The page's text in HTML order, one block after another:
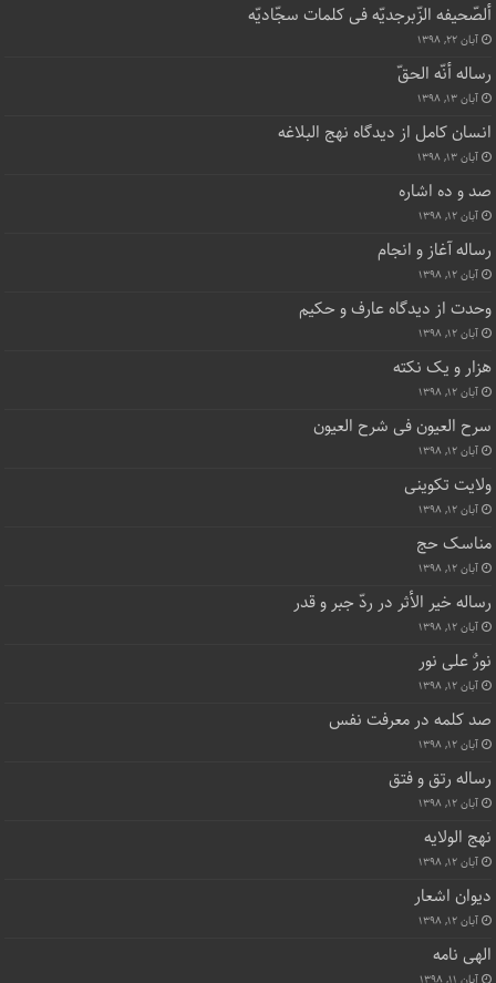
ألصّحیفه الزّبرجدیّه فی کلمات سجّادیّه
آبان ۲۲, ۱۳۹۸
رساله أنّه الحقّ
آبان ۱۳, ۱۳۹۸
انسان کامل از دیدگاه نهج البلاغه
آبان ۱۳, ۱۳۹۸
صد و ده اشاره
آبان ۱۲, ۱۳۹۸
رساله آغاز و انجام
آبان ۱۲, ۱۳۹۸
وحدت از دیدگاه عارف و حکیم
آبان ۱۲, ۱۳۹۸
هزار و یک نکته
آبان ۱۲, ۱۳۹۸
سرح العیون فی شرح العیون
آبان ۱۲, ۱۳۹۸
ولایت تکوینی
آبان ۱۲, ۱۳۹۸
مناسک حج
آبان ۱۲, ۱۳۹۸
رساله خیر الأثر در ردّ جبر و قدر
آبان ۱۲, ۱۳۹۸
نورٌ علی نور
آبان ۱۲, ۱۳۹۸
صد کلمه در معرفت نفس
آبان ۱۲, ۱۳۹۸
رساله رتق و فتق
آبان ۱۲, ۱۳۹۸
نهج الولایه
آبان ۱۲, ۱۳۹۸
دیوان اشعار
آبان ۱۲, ۱۳۹۸
الهی نامه